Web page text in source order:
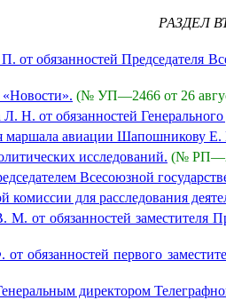
РАЗДЕЛ
обязанностей Председателя
(№ УП—2466 от 26
от обязанностей Генерального
маршала авиации Шапошникову
исследований. (№
Всесоюзной
для расследования
от обязанностей заместителя
первого
директором